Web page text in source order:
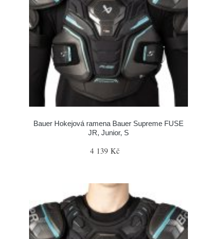
Bauer Hokejová ramena Bauer Supreme FUSE
JR, Junior, S
4 139 Kč